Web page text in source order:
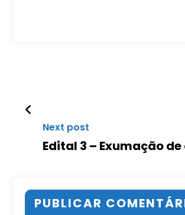
Next post
Edital 3 – Exumação
PUBLICAR